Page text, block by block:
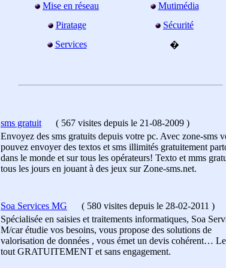
Mise en réseau
Mutimédia
Piratage
Sécurité
Services
�
sms gratuit ( 567 visites depuis le 21-08-2009 )
Envoyez des sms gratuits depuis votre pc. Avec zone-sms
pouvez envoyer des textos et sms illimités gratuitement
dans le monde et sur tous les opérateurs! Texto et mms
tous les jours en jouant à des jeux sur Zone-sms.net.
Soa Services MG ( 580 visites depuis le 28-02-2011 )
Spécialisée en saisies et traitements informatiques, Soa
M/car étudie vos besoins, vous propose des solutions de
valorisation de données , vous émet un devis cohérent… Le
tout GRATUITEMENT et sans engagement.